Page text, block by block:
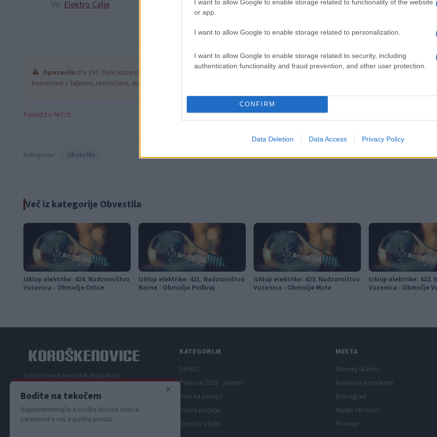
I want to allow Google to enable storage related to functionality of the website
or app.
I want to allow Google to enable storage related to personalization.
I want to allow Google to enable storage related to security, including
authentication functionality and fraud prevention, and other user protection.
CONFIRM
Data Deletion Data Access Privacy Policy
Vir: Elektro Celje
Opozorilo: Po 297. členu Kazenskega zakonika je posameznik kazensko odgovoren za javno spodbujanje sovraštva, nasilja ali
Komentarji z žaljivimi, rasističnimi, diskriminatornimi ali nezakonitimi vsebinami bodo odstranjeni.
Failed to fetch
Kategorije: Obvestila
Več iz kategorije Obvestila
Izklop elektrike: 424. Nadzorništvo
Vuzenica - Območje Orlice
Izklop elektrike: 421. Nadzorništvo
Ravne - Območje Podkraj
Izklop elektrike: 423. Nadzorništvo
Vuzenica - Območje Mute
Izklop elektrike: 422.
Vuzenica - Območje
Spletni medij koroških dogodkov.
KATEGORIJE
DeSUS
Poplave 2023 - pomoč
Kam na potep?
Dobro počutje
Korošci v tujini
MESTA
Slovenj Gradec
Ravne na Koroškem
Dravograd
Radlje ob Dravi
Prevalje
×
Bodite na tekočem
Najpomembnejše Koroške Novice novice
naravnost v vaš e-poštni predal.